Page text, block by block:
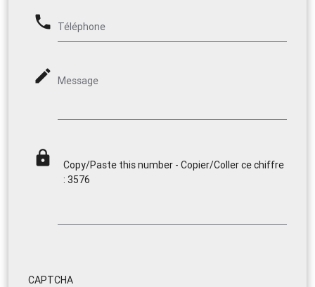
phone Téléphone
mode_edit Message
lock
Copy/Paste this number - Copier/Coller ce chiffre
: 3576
CAPTCHA